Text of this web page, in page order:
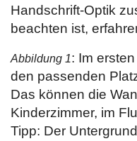
Handschrift-Optik
beachten ist,
Abbildung 1: Im
den passenden
Das können die
Kinderzimmer, im
Tipp: Der